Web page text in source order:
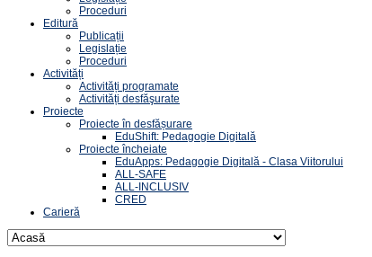
Proceduri
Editură
Publicații
Legislație
Proceduri
Activități
Activități programate
Activități desfăşurate
Proiecte
Proiecte în desfășurare
EduShift: Pedagogie Digitală
Proiecte încheiate
EduApps: Pedagogie Digitală - Clasa Viitorului
ALL-SAFE
ALL-INCLUSIV
CRED
Carieră